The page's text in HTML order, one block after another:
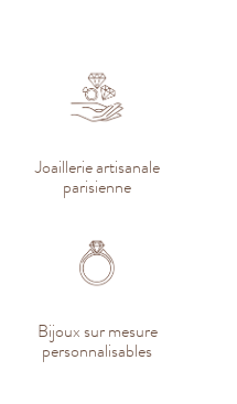
Joaillerie artisanale
parisienne
Bijoux sur mesure
personnalisables